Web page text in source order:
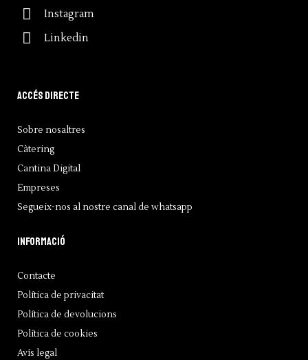
Instagram
Linkedin
Accés directe
Sobre nosaltres
Càtering
Cantina Digital
Empreses
Segueix-nos al nostre canal de whatsapp
Informació
Contacte
Política de privacitat
Política de devolucions
Política de cookies
Avís legal